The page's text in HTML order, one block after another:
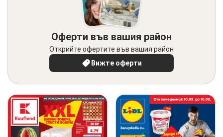
Оферти във вашия район
Открийте офертите във вашия район
Вижте оферти